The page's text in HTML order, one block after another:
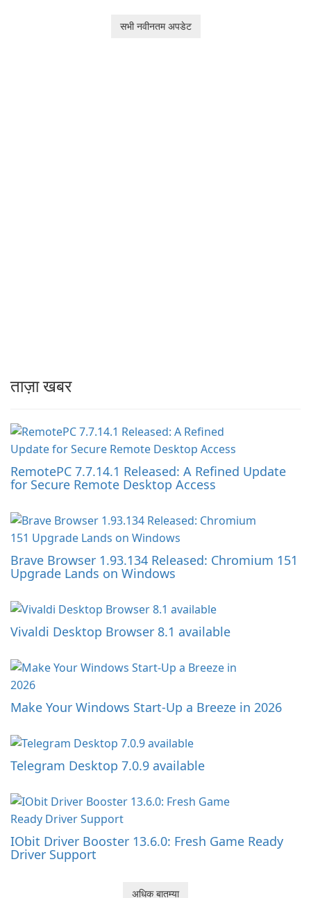
Microsoft Windows के लिए एक
designed to help you
सभी नवीनतम अपडेट
ताज़ा खबर
RemotePC 7.7.14.1 Released: A Refined Update
for Secure Remote Desktop Access
Brave Browser 1.93.134 Released: Chromium 151
Upgrade Lands on Windows
Vivaldi Desktop Browser 8.1 available
Make Your Windows Start-Up a Breeze in 2026
Telegram Desktop 7.0.9 available
IObit Driver Booster 13.6.0: Fresh Game Ready
Driver Support
अधिक बातम्या